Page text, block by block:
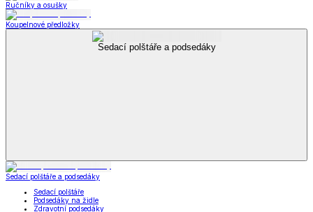
Ručníky a osušky
Koupelnové předložky
Sedací polštáře a podsedáky
Sedací polštáře a podsedáky
Sedací polštáře
Podsedáky na židle
Zdravotní podsedáky